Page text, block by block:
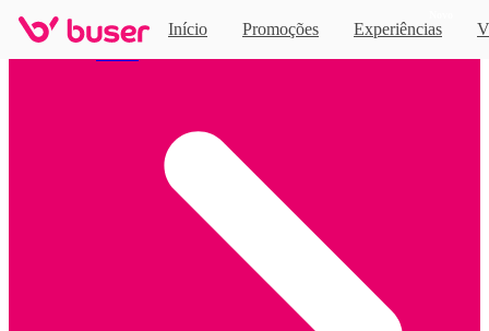
Início Promoções Experiências